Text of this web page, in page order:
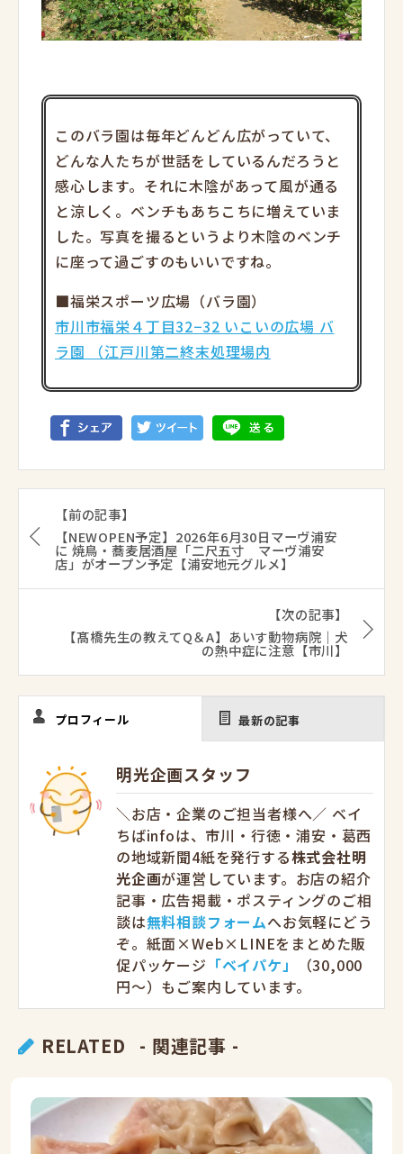
このバラ園は毎年どんどん広がっていて、
どんな人たちが世話をしているんだろうと
感心します。それに木陰があって風が通る
と涼しく。ベンチもあちこちに増えていま
した。写真を撮るというより木陰のベンチ
に座って過ごすのもいいですね。
■福栄スポーツ広場（バラ園）
市川市福栄４丁目32−32 いこいの広場 バ
ラ園 （江戸川第二終末処理場内
【前の記事】
【NEWOPEN予定】2026年6月30日マーヴ浦安
に 焼鳥・蕎麦居酒屋「二尺五寸 マーヴ浦安
店」がオープン予定【浦安地元グルメ】
【次の記事】
【髙橋先生の教えてQ＆A】あいす動物病院｜犬
の熱中症に注意【市川】
プロフィール 最新の記事
明光企画スタッフ
＼お店・企業のご担当者様へ／ ベイ
ちばinfoは、市川・行徳・浦安・葛西
の地域新聞4紙を発行する株式会社明
光企画が運営しています。お店の紹介
記事・広告掲載・ポスティングのご相
談は無料相談フォームへお気軽にどう
ぞ。紙面×Web×LINEをまとめた販
促パッケージ 「ベイパケ」
（30,000
円〜）もご案内しています。
RELATED - 関連記事 -